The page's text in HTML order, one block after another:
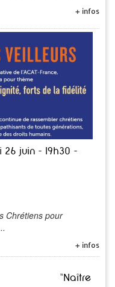
+ infos
26 juin - 19h30 -
Chrétiens pour
+ infos
"Naître